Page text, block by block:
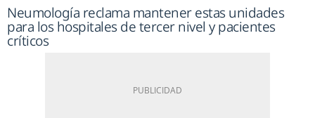
Neumología reclama mantener estas unidades
para los hospitales de tercer nivel y pacientes
críticos